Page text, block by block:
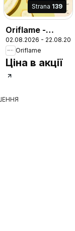
Strana 139
Oriflame -
Каталог 11
02.08.2026 - 22.08.2026
Oriflame
Ціна в акції